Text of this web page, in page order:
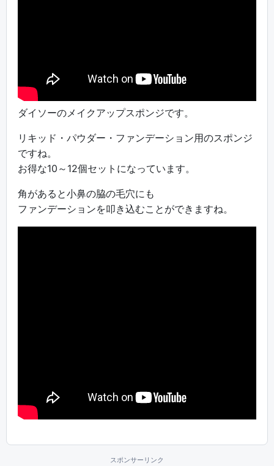
ダイソーのメイクアップスポンジです。
リキッド・パウダー・ファンデーション用のスポンジ
ですね。
お得な10～12個セットになっています。
角があると小鼻の脇の毛穴にも
ファンデーションを叩き込むことができますね。
スポンサーリンク